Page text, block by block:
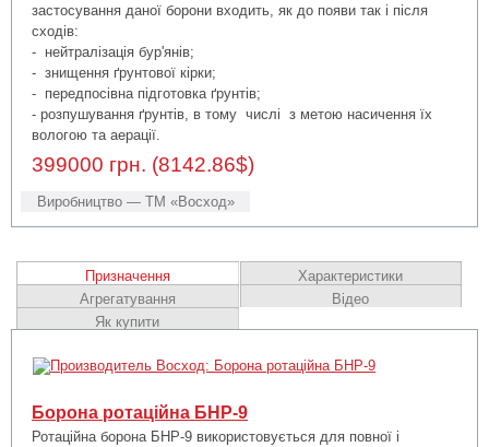
застосування даної борони входить, як до появи так і після
сходів:
- нейтралізація бур'янів;
- знищення ґрунтової кірки;
- передпосівна підготовка ґрунтів;
- розпушування ґрунтів, в тому числі з метою насичення їх
вологою та аерації.
399000 грн. (8142.86$)
Виробництво — ТМ «Восход»
Призначення
Характеристики
Агрегатування
Відео
Як купити
Борона ротаційна БНР-9
Ротаційна борона БНР-9 використовується для повної і